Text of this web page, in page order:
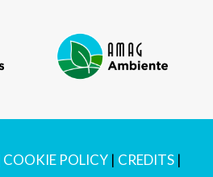
COOKIE POLICY | CREDITS |